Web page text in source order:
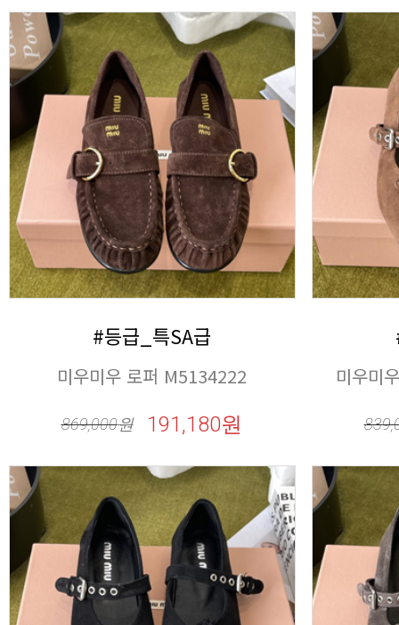
#등급_특SA급
미우미우 로퍼 M5134222
869,000원 191,180원
미우미